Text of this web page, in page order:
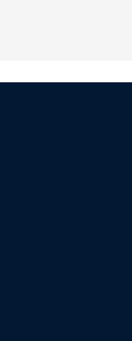
oder profitiere
hat eine
per